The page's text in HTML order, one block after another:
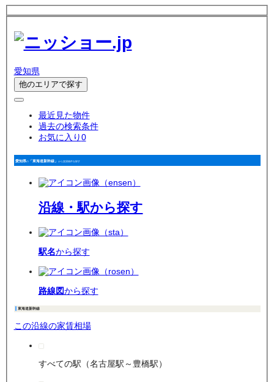
愛知県
他のエリアで探す
最近見た物件
過去の検索条件
お気に入り0
愛知県の 「東海道新幹線」から賃貸物件を探す
沿線・駅から探す
駅名から探す
路線図から探す
東海道新幹線
この沿線の家賃相場
すべての駅（名古屋駅～豊橋駅）